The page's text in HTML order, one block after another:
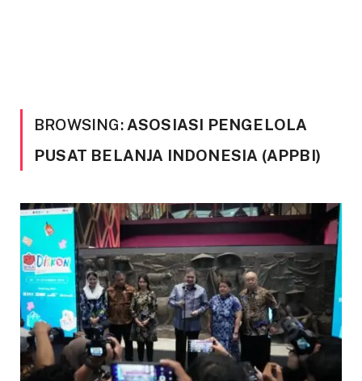
BROWSING: ASOSIASI PENGELOLA
PUSAT BELANJA INDONESIA (APPBI)